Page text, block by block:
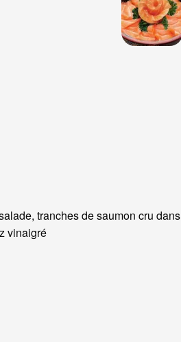
tranches de saumon cru dans
vinaigré